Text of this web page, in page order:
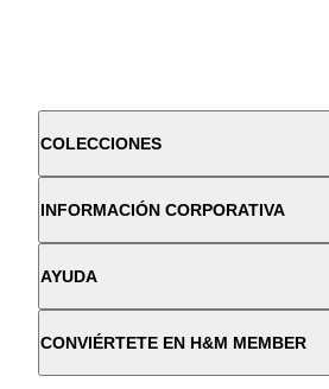
COLECCIONES
INFORMACIÓN CORPORATIVA
AYUDA
CONVIÉRTETE EN H&M MEMBER